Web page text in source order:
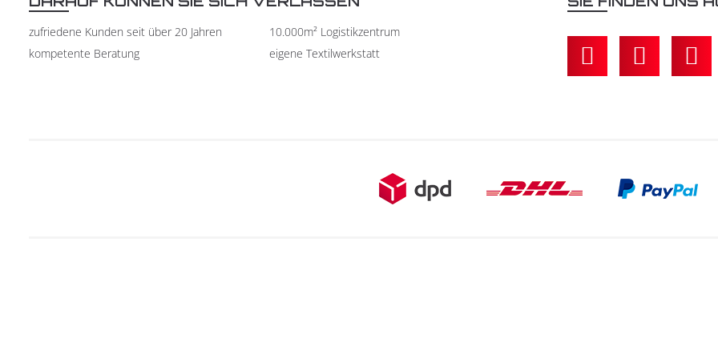
zufriedene Kunden seit über 20 Jahren
10.000m² Logistikzentrum
kompetente Beratung
eigene Textilwerkstatt